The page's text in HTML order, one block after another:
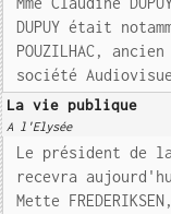
DUPUY était
POUZILHAC,
société
La vie publique
A l'Elysée
Le président de la
recevra
Mette